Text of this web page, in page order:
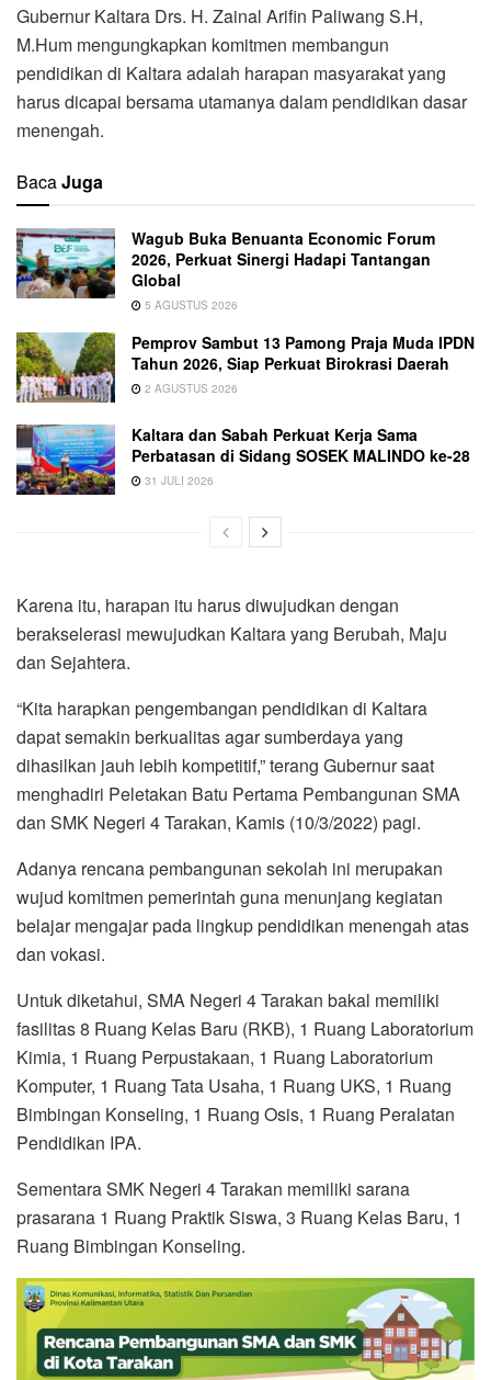
Gubernur Kaltara Drs. H. Zainal Arifin Paliwang S.H,
M.Hum mengungkapkan komitmen membangun
pendidikan di Kaltara adalah harapan masyarakat yang
harus dicapai bersama utamanya dalam pendidikan dasar
menengah.
BacaJuga
Wagub Buka Benuanta Economic Forum
2026, Perkuat Sinergi Hadapi Tantangan
Global
5 AGUSTUS 2026
Pemprov Sambut 13 Pamong Praja Muda IPDN
Tahun 2026, Siap Perkuat Birokrasi Daerah
2 AGUSTUS 2026
Kaltara dan Sabah Perkuat Kerja Sama
Perbatasan di Sidang SOSEK MALINDO ke-28
31 JULI 2026
Karena itu, harapan itu harus diwujudkan dengan
berakselerasi mewujudkan Kaltara yang Berubah, Maju
dan Sejahtera.
“Kita harapkan pengembangan pendidikan di Kaltara
dapat semakin berkualitas agar sumberdaya yang
dihasilkan jauh lebih kompetitif,” terang Gubernur saat
menghadiri Peletakan Batu Pertama Pembangunan SMA
dan SMK Negeri 4 Tarakan, Kamis (10/3/2022) pagi.
Adanya rencana pembangunan sekolah ini merupakan
wujud komitmen pemerintah guna menunjang kegiatan
belajar mengajar pada lingkup pendidikan menengah atas
dan vokasi.
Untuk diketahui, SMA Negeri 4 Tarakan bakal memiliki
fasilitas 8 Ruang Kelas Baru (RKB), 1 Ruang Laboratorium
Kimia, 1 Ruang Perpustakaan, 1 Ruang Laboratorium
Komputer, 1 Ruang Tata Usaha, 1 Ruang UKS, 1 Ruang
Bimbingan Konseling, 1 Ruang Osis, 1 Ruang Peralatan
Pendidikan IPA.
Sementara SMK Negeri 4 Tarakan memiliki sarana
prasarana 1 Ruang Praktik Siswa, 3 Ruang Kelas Baru, 1
Ruang Bimbingan Konseling.